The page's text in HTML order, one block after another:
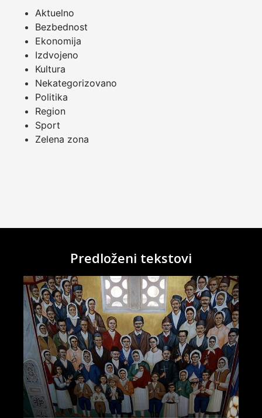
Aktuelno
Bezbednost
Ekonomija
Izdvojeno
Kultura
Nekategorizovano
Politika
Region
Sport
Zelena zona
Predloženi tekstovi